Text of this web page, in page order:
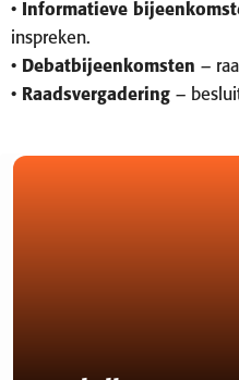
• Informatieve
inspreken.
• Debatbijeenkomsten –
• Raadsvergadering –